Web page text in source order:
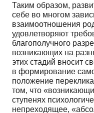
Таким образом,
себе во многом
взаимоотношения
удовлетворяют
благополучного
возникающих на
этих стадий вносит
в формирование
положение
том, что
ступенях
непреходящее,